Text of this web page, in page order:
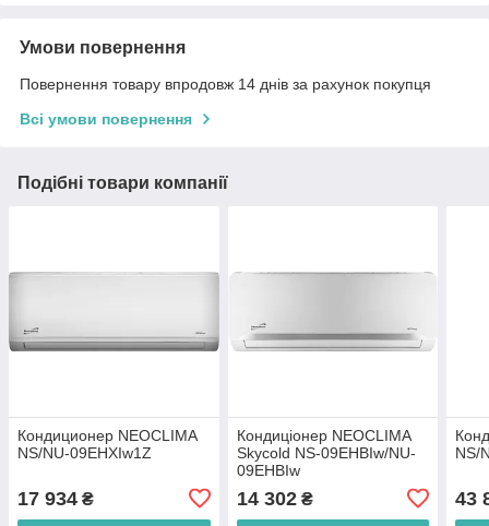
Умови повернення
Повернення товару впродовж 14 днів за рахунок покупця
Всі умови повернення
Подібні товари компанії
Кондиционер NEOCLIMA
NS/NU-09EHXIw1Z
17 934 ₴
Кондиціонер NEOCLIMA
Skycold NS-09EHBIw/NU-
09EHBIw
14 302₴
NS/
43